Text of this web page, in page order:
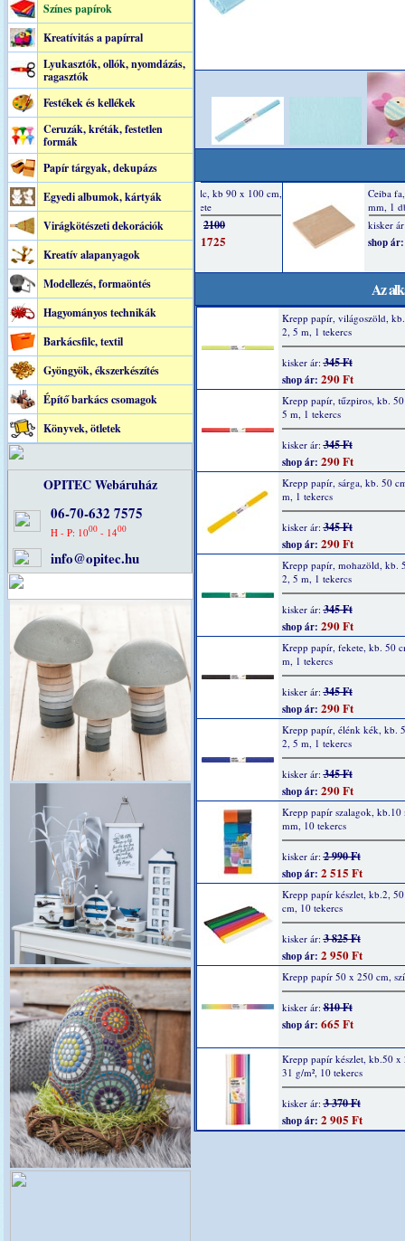
Színes papírok
Kreatívitás a papírral
Lyukasztók, ollók, nyomdázás,
ragasztók
Festékek és kellékek
Ceruzák, kréták, festetlen
formák
Papír tárgyak, dekupázs
Egyedi albumok, kártyák
Virágkötészeti dekorációk
Kreatív alapanyagok
Modellezés, formaöntés
Hagyományos technikák
Barkácsfilc, textil
Gyöngyök, ékszerkészítés
Építő barkács csomagok
Könyvek, ötletek
OPITEC Webáruház
06-70-632 7575
H - P: 1000 - 1400
info@opitec.hu
Az
Krepp papír, világoszöld,
2, 5 m, 1 tekercs
kisker ár:345 Ft
shop ár: 290 Ft
Krepp papír, tűzpiros, kb.
5 m, 1 tekercs
kisker ár:345 Ft
shop ár: 290 Ft
Krepp papír, sárga, kb. 50
m, 1 tekercs
kisker ár:345 Ft
shop ár: 290 Ft
Krepp papír, mohazöld, kb.
2, 5 m, 1 tekercs
kisker ár:345 Ft
shop ár: 290 Ft
Krepp papír, fekete, kb. 50
m, 1 tekercs
kisker ár:345 Ft
shop ár: 290 Ft
Krepp papír, élénk kék, kb.
2, 5 m, 1 tekercs
kisker ár:345 Ft
shop ár: 290 Ft
Krepp papír szalagok, kb.10
mm, 10 tekercs
kisker ár:2 990 Ft
shop ár: 2 515 Ft
Krepp papír készlet, kb.2,
cm, 10 tekercs
kisker ár:3 825 Ft
shop ár: 2 950 Ft
Krepp papír 50 x 250 cm,
kisker ár:810 Ft
shop ár: 665 Ft
Krepp papír készlet, kb.50 x
31 g/m², 10 tekercs
kisker ár:3 370 Ft
shop ár: 2 905 Ft